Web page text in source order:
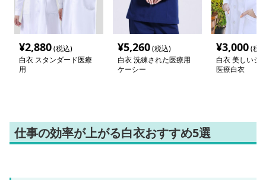
¥2,880(税込)
白衣 スタンダード医療
用
¥5,260(税込)
白衣 洗練された医療用
ケーシー
¥3,000(税
白衣 美しいシ
医療白衣
仕事の効率が上がる白衣おすすめ5選